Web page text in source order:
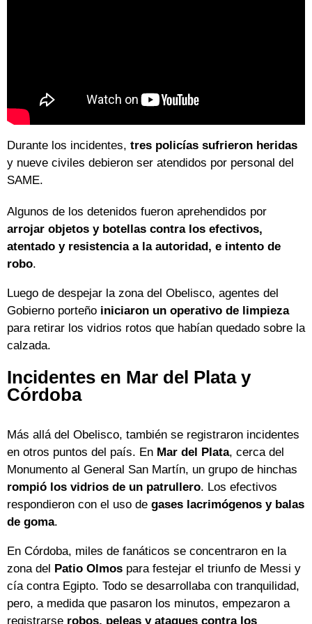
Durante los incidentes, tres policías sufrieron heridas
y nueve civiles debieron ser atendidos por personal del
SAME.
Algunos de los detenidos fueron aprehendidos por
arrojar objetos y botellas contra los efectivos,
atentado y resistencia a la autoridad, e intento de
robo.
Luego de despejar la zona del Obelisco, agentes del
Gobierno porteño iniciaron un operativo de limpieza
para retirar los vidrios rotos que habían quedado sobre la
calzada.
Incidentes en Mar del Plata y
Córdoba
Más allá del Obelisco, también se registraron incidentes
en otros puntos del país. En Mar del Plata, cerca del
Monumento al General San Martín, un grupo de hinchas
rompió los vidrios de un patrullero. Los efectivos
respondieron con el uso de gases lacrimógenos y balas
de goma.
En Córdoba, miles de fanáticos se concentraron en la
zona del Patio Olmos para festejar el triunfo de Messi y
cía contra Egipto. Todo se desarrollaba con tranquilidad,
pero, a medida que pasaron los minutos, empezaron a
registrarse robos, peleas y ataques contra los